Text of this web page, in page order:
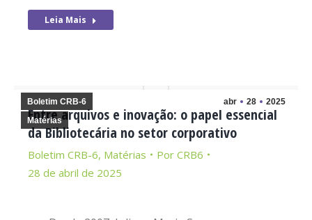
Leia Mais
abr 28 2025
Boletim CRB-6
Matérias
Entre arquivos e inovação: o papel essencial
da Bibliotecária no setor corporativo
Boletim CRB-6, Matérias Por CRB6
28 de abril de 2025